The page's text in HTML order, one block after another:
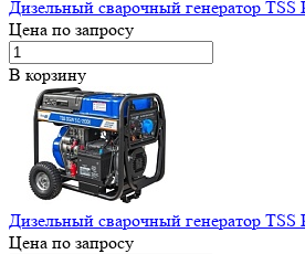
Дизельный сварочный генератор
Цена по запросу
В корзину
Дизельный сварочный генератор
Цена по запросу